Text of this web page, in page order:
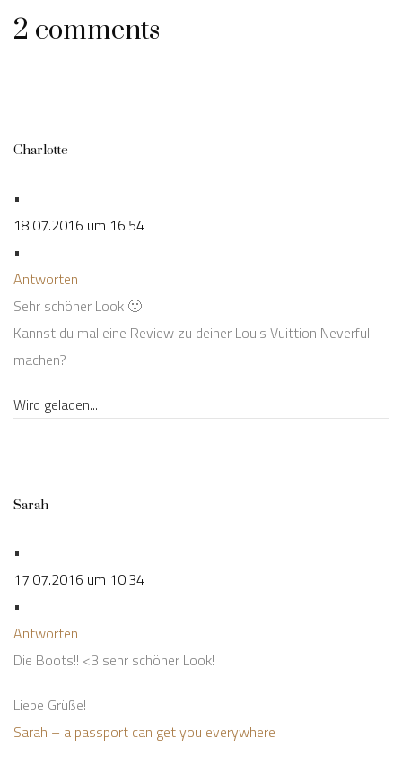
2 comments
Charlotte
•
18.07.2016 um 16:54
•
Antworten
Sehr schöner Look 🙂
Kannst du mal eine Review zu deiner Louis Vuittion Neverfull
machen?
Wird geladen...
Sarah
•
17.07.2016 um 10:34
•
Antworten
Die Boots!! <3 sehr schöner Look!
Liebe Grüße!
Sarah – a passport can get you everywhere